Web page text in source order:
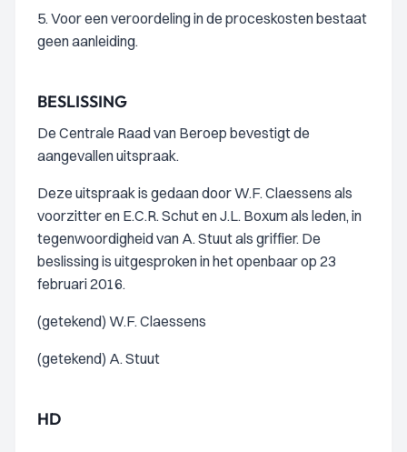
5. Voor een veroordeling in de proceskosten bestaat
geen aanleiding.
BESLISSING
De Centrale Raad van Beroep bevestigt de
aangevallen uitspraak.
Deze uitspraak is gedaan door W.F. Claessens als
voorzitter en E.C.R. Schut en J.L. Boxum als leden, in
tegenwoordigheid van A. Stuut als griffier. De
beslissing is uitgesproken in het openbaar op 23
februari 2016.
(getekend) W.F. Claessens
(getekend) A. Stuut
HD